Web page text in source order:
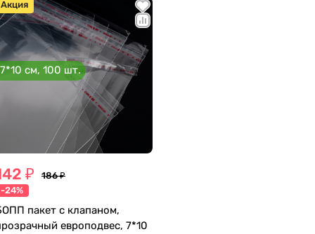
Акция
7*10 см, 100 шт.
₽
186 ₽
-24%
пакет с клапаном,
европодвес, 7*10